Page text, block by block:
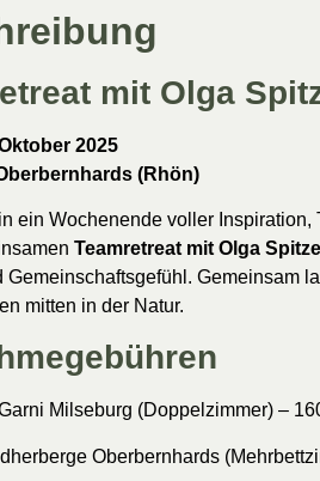
mit Olga
2025
(Rhön)
ein Wochenende voller Inspiration,
Teamretreat mit Olga
Gemeinschaftsgefühl. Gemeinsam
mitten in der Natur.
Milseburg (Doppelzimmer) –
Oberbernhards